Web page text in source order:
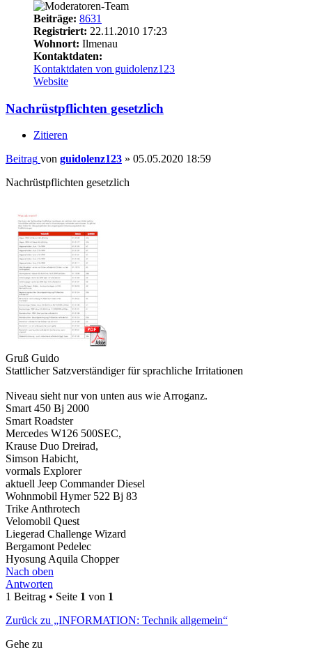
Beiträge: 8631
Registriert: 22.11.2010 17:23
Wohnort: Ilmenau
Kontaktdaten:
Kontaktdaten von guidolenz123
Website
Nachrüstpflichten gesetzlich
Zitieren
Beitrag von guidolenz123 » 05.05.2020 18:59
Nachrüstpflichten gesetzlich
Gruß Guido
Stattlicher Satzverständiger für sprachliche Irritationen
Niveau sieht nur von unten aus wie Arroganz.
Smart 450 Bj 2000
Smart Roadster
Mercedes W126 500SEC,
Krause Duo Dreirad,
Simson Habicht,
vormals Explorer
aktuell Jeep Commander Diesel
Wohnmobil Hymer 522 Bj 83
Trike Anthrotech
Velomobil Quest
Liegerad Challenge Wizard
Bergamont Pedelec
Hyosung Aquila Chopper
Nach oben
Antworten
1 Beitrag • Seite 1 von 1
Zurück zu „INFORMATION: Technik allgemein“
Gehe zu